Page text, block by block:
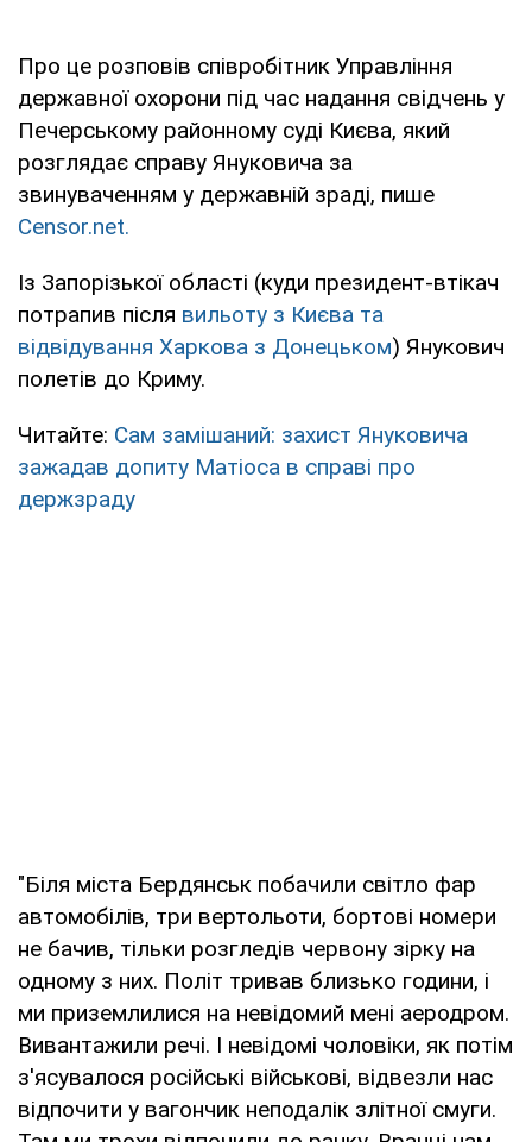
Про це розповів співробітник Управління
державної охорони під час надання свідчень у
Печерському районному суді Києва, який
розглядає справу Януковича за
звинуваченням у державній зраді, пише
Censor.net.
Із Запорізької області (куди президент-втікач
потрапив після вильоту з Києва та
відвідування Харкова з Донецьком) Янукович
полетів до Криму.
Читайте: Сам замішаний: захист Януковича
зажадав допиту Матіоса в справі про
держзраду
"Біля міста Бердянськ побачили світло фар
автомобілів, три вертольоти, бортові номери
не бачив, тільки розгледів червону зірку на
одному з них. Політ тривав близько години, і
ми приземлилися на невідомий мені аеродром.
Вивантажили речі. І невідомі чоловіки, як потім
з'ясувалося російські військові, відвезли нас
відпочити у вагончик неподалік злітної смуги.